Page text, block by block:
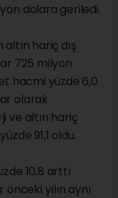
dolara geriledi.
hariç dış
725 milyon
hacmi yüzde 6,0
olarak
ve altın hariç
91,1 oldu.
10,8 arttı
yılın aynı